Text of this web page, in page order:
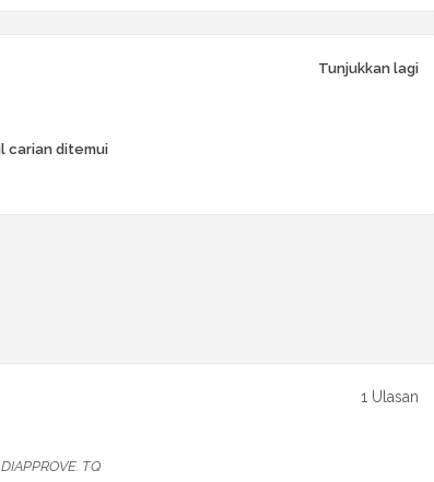
Tunjukkan lagi
carian ditemui
1 Ulasan
TQ